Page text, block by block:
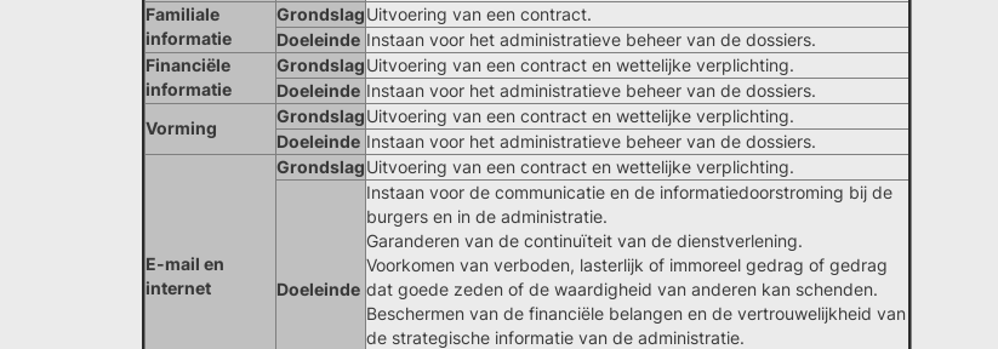
Familiale
informatie
GrondslagUitvoering van een contract.
Doeleinde Instaan voor het administratieve beheer van de dossiers.
Financiële
informatie
GrondslagUitvoering van een contract en wettelijke verplichting.
Doeleinde Instaan voor het administratieve beheer van de dossiers.
Vorming
GrondslagUitvoering van een contract en wettelijke verplichting.
Doeleinde Instaan voor het administratieve beheer van de dossiers.
E-mail en
internet
GrondslagUitvoering van een contract en wettelijke verplichting.
Doeleinde
Instaan voor de communicatie en de informatiedoorstroming bij de
burgers en in de administratie.
Garanderen van de continuïteit van de dienstverlening.
Voorkomen van verboden, lasterlijk of immoreel gedrag of gedrag
dat goede zeden of de waardigheid van anderen kan schenden.
Beschermen van de financiële belangen en de vertrouwelijkheid van
de strategische informatie van de administratie.